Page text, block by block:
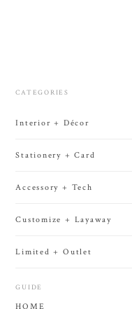
CATEGORIES
Interior + Décor
Stationery + Card
Accessory + Tech
Customize + Layaway
Limited + Outlet
GUIDE
HOME